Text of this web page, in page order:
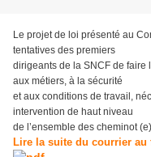
Le projet de loi présenté au
tentatives des premiers
dirigeants de la SNCF de faire
aux métiers, à la sécurité
et aux conditions de travail,
intervention de haut niveau
de l’ensemble des cheminot
Lire la suite du courrier au